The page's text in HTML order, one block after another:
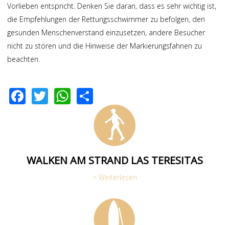
Vorlieben entspricht. Denken Sie daran, dass es sehr wichtig ist,
die Empfehlungen der Rettungsschwimmer zu befolgen, den
gesunden Menschenverstand einzusetzen, andere Besucher
nicht zu stören und die Hinweise der Markierungsfahnen zu
beachten.
F
ac
o
T
wi
W
h
A
h
ar
e
WALKEN AM STRAND LAS TERESITAS
> Weiterlesen